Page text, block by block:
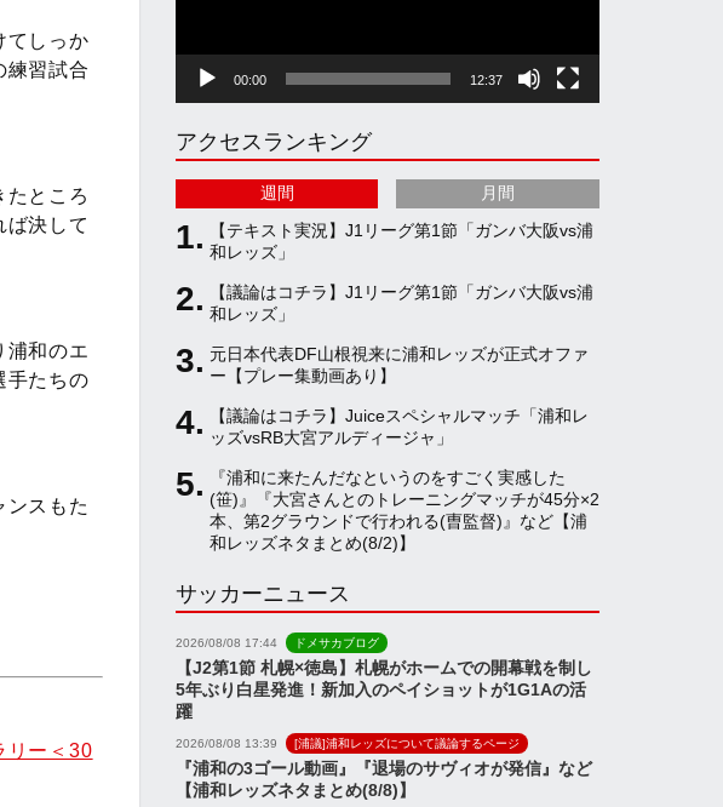
てしっか
練習試合
たところ
ば決して
浦和のエ
手たちの
ンスもた
リー＜30
g
r
a
m
k b
e
C
h
n
l
00:00 12:37
アクセスランキング
週間 月間
【テキスト実況】J1リーグ第1節「ガンバ大阪vs浦
和レッズ」
【議論はコチラ】J1リーグ第1節「ガンバ大阪vs浦
和レッズ」
元日本代表DF山根視来に浦和レッズが正式オファ
ー【プレー集動画あり】
【議論はコチラ】Juiceスペシャルマッチ「浦和レ
ッズvsRB大宮アルディージャ」
『浦和に来たんだなというのをすごく実感した
(笹)』『大宮さんとのトレーニングマッチが45分×2
本、第2グラウンドで行われる(曺監督)』など【浦
和レッズネタまとめ(8/2)】
サッカーニュース
2026/08/08 17:44 ドメサカブログ
【J2第1節 札幌×徳島】札幌がホームでの開幕戦を制し
5年ぶり白星発進！新加入のペイショットが1G1Aの活
躍
2026/08/08 13:39 [浦議]浦和レッズについて議論するページ
『浦和の3ゴール動画』『退場のサヴィオが発信』など
【浦和レッズネタまとめ(8/8)】